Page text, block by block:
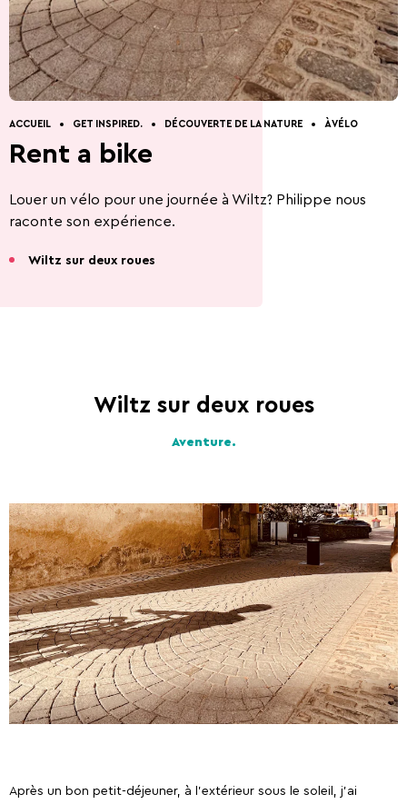
Découverte de la
Nature
Visites guidées
Capitale de la Bière
Ardennes
Restaurants. Gîtes.
Comment venir? Contact.
ACCUEIL GET INSPIRED. DÉCOUVERTE DE LA NATURE À VÉLO
Rent a bike
Louer un vélo pour une journée à Wiltz? Philippe nous
raconte son expérience.
Wiltz sur deux roues
Wiltz sur deux roues
Aventure.
Après un bon petit-déjeuner, à l'extérieur sous le soleil, j'ai